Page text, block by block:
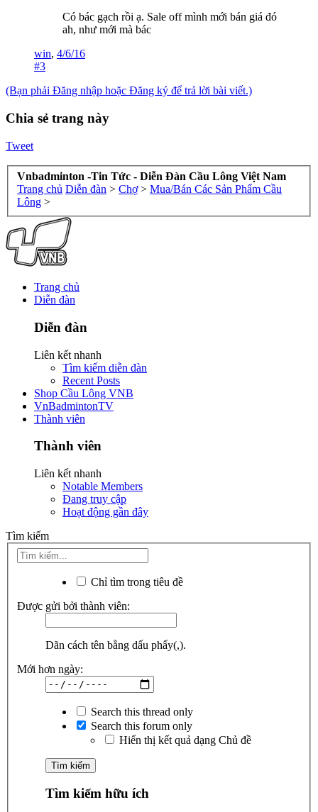
Có bác gạch rồi ạ. Sale off mình mới bán giá đó
ah, như mới mà bác
win, 4/6/16
#3
(Bạn phải Đăng nhập hoặc Đăng ký để trả lời bài viết.)
Chia sẻ trang này
Tweet
Vnbadminton -Tin Tức - Diễn Đàn Cầu Lông Việt Nam
Trang chủ Diễn đàn > Chợ > Mua/Bán Các Sản Phẩm Cầu
Lông >
Trang chủ
Diễn đàn
Diễn đàn
Liên kết nhanh
Tìm kiếm diễn đàn
Recent Posts
Shop Cầu Lông VNB
VnBadmintonTV
Thành viên
Thành viên
Liên kết nhanh
Notable Members
Đang truy cập
Hoạt động gần đây
Tìm kiếm
Chỉ tìm trong tiêu đề
Được gửi bởi thành viên:
Dãn cách tên bằng dấu phẩy(,).
Mới hơn ngày:
Search this thread only
Search this forum only
Hiển thị kết quả dạng Chủ đề
Tìm kiếm hữu ích